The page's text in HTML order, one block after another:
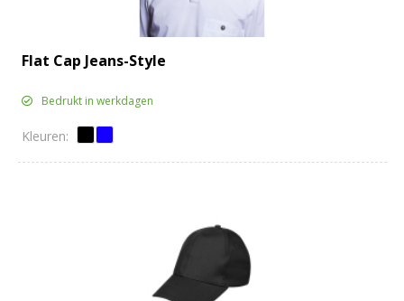
Flat Cap Jeans-Style
Bedrukt in werkdagen